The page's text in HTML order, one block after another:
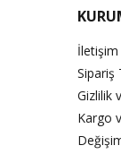
İletişim
Sipariş
Gizlilik
Kargo